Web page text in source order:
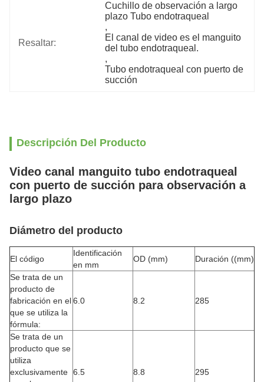
Resaltar:
Cuchillo de observación a largo
plazo Tubo endotraqueal
,
El canal de video es el manguito
del tubo endotraqueal.
,
Tubo endotraqueal con puerto de
succión
Descripción Del Producto
Video canal manguito tubo endotraqueal
con puerto de succión para observación a
largo plazo
Diámetro del producto
El código
Identificación
en mm
OD (mm)
Duración ((mm)
Se trata de un
producto de
fabricación en el
que se utiliza la
fórmula:
6.0 8.2 285
Se trata de un
producto que se
utiliza
exclusivamente 6.5 8.8 295